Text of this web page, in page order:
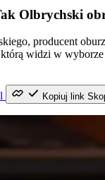
Olbrychski
producent
widzi w
Kopiuj link